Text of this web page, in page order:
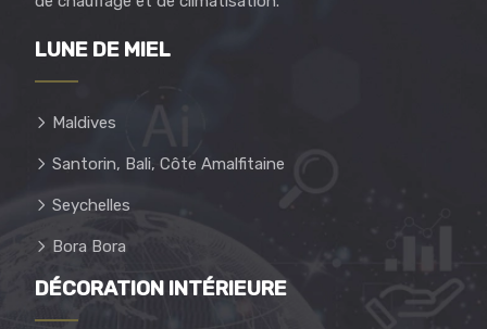
LUNE DE MIEL
Maldives
Santorin, Bali, Côte Amalfitaine
Seychelles
Bora Bora
DÉCORATION INTÉRIEURE